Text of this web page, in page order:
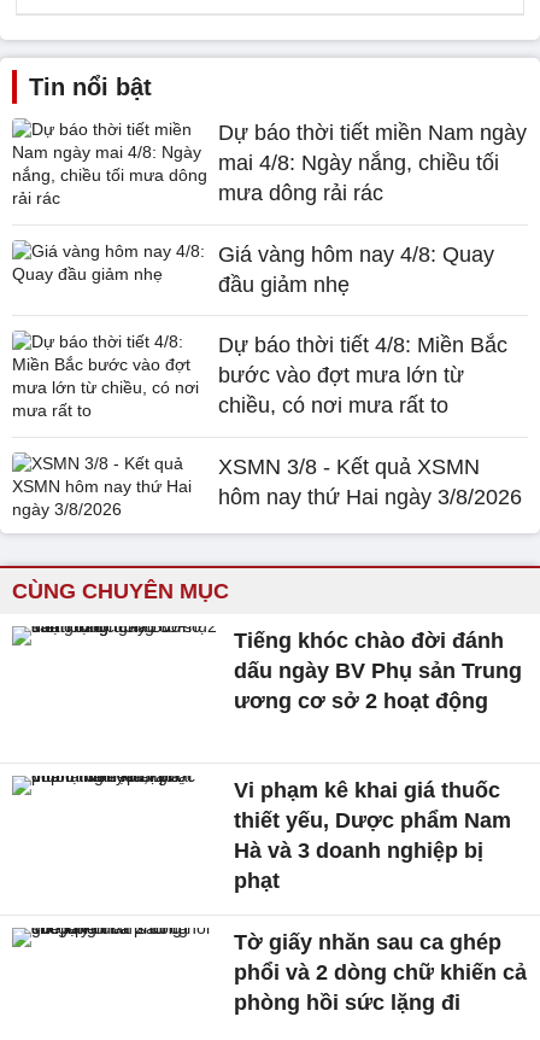
Tin nổi bật
Dự báo thời tiết miền Nam ngày
mai 4/8: Ngày nắng, chiều tối
mưa dông rải rác
Giá vàng hôm nay 4/8: Quay
đầu giảm nhẹ
Dự báo thời tiết 4/8: Miền Bắc
bước vào đợt mưa lớn từ
chiều, có nơi mưa rất to
XSMN 3/8 - Kết quả XSMN
hôm nay thứ Hai ngày 3/8/2026
CÙNG CHUYÊN MỤC
Tiếng khóc chào đời đánh
dấu ngày BV Phụ sản Trung
ương cơ sở 2 hoạt động
Vi phạm kê khai giá thuốc
thiết yếu, Dược phẩm Nam
Hà và 3 doanh nghiệp bị
phạt
Tờ giấy nhăn sau ca ghép
phổi và 2 dòng chữ khiến cả
phòng hồi sức lặng đi